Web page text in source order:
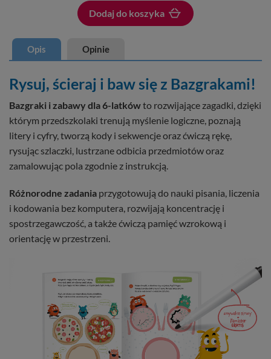
Dodaj do koszyka
Opis Opinie
Rysuj, ścieraj i baw się z Bazgrakami!
Bazgraki i zabawy dla 6-latkówto rozwijające zagadki, dzięki
którym przedszkolaki trenują myślenie logiczne, poznają
litery i cyfry, tworzą kody i sekwencje oraz ćwiczą rękę,
rysując szlaczki, lustrzane odbicia przedmiotów oraz
zamalowując pola zgodnie z instrukcją.
Różnorodne zadania przygotowują do nauki pisania, liczenia
i kodowania bez komputera, rozwijają koncentrację i
spostrzegawczość, a także ćwiczą pamięć wzrokową i
orientację w przestrzeni.